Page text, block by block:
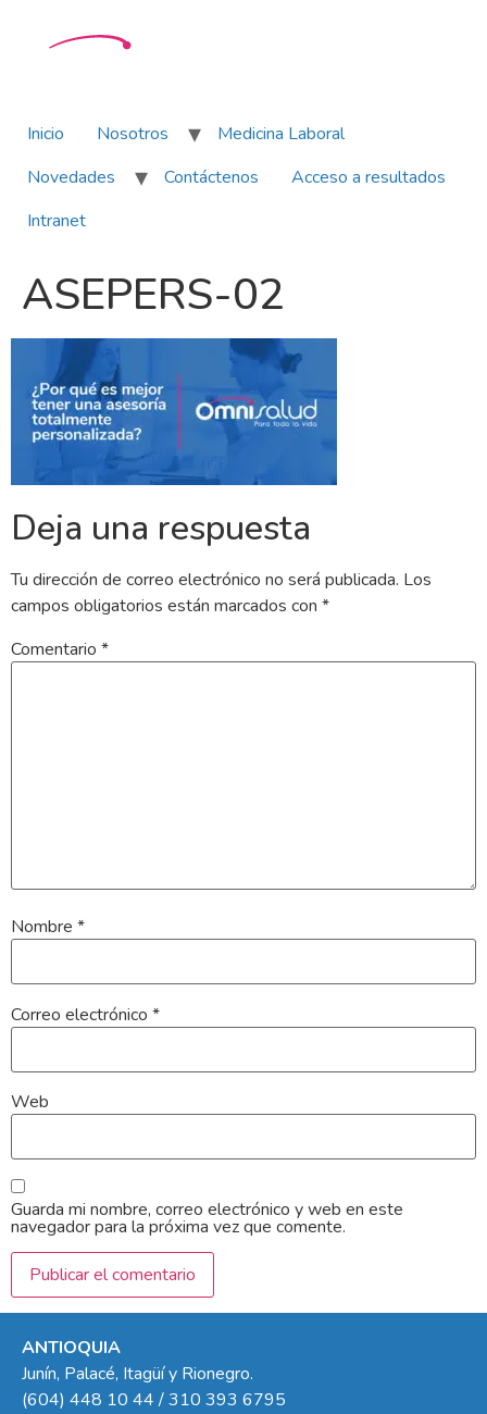
Inicio Nosotros
Medicina Laboral
Novedades
Contáctenos
Acceso a resultados
Intranet
ASEPERS-02
Deja una respuesta
Tu dirección de correo electrónico no será publicada. Los
campos obligatorios están marcados con *
Comentario *
Nombre *
Correo electrónico *
Web
Guarda mi nombre, correo electrónico y web en este
navegador para la próxima vez que comente.
ANTIOQUIA
Junín, Palacé, Itagüí y Rionegro.
(604) 448 10 44 / 310 393 6795